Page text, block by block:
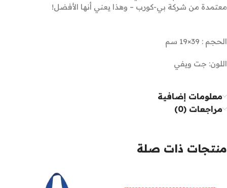
معتمدة من شركة بي-كورب – وهذا يعني أنها الأفضل!
الحجم : 39×19 سم
اللون: جت ويفي
معلومات إضافية
مراجعات (0)
منتجات ذات صلة